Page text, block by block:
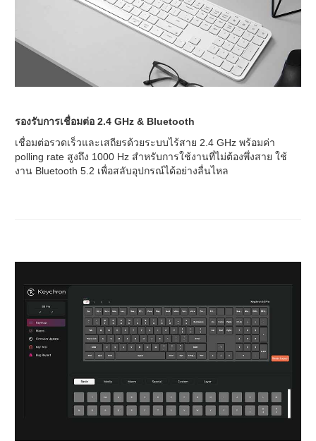
รองรับการเชื่อมต่อ 2.4 GHz & Bluetooth
เชื่อมต่อรวดเร็วและเสถียรด้วยระบบไร้สาย 2.4 GHz พร้อมค่า
polling rate สูงถึง 1000 Hz สำหรับการใช้งานที่ไม่ต้องพึ่งสาย ใช้
งาน Bluetooth 5.2 เพื่อสลับอุปกรณ์ได้อย่างลื่นไหล